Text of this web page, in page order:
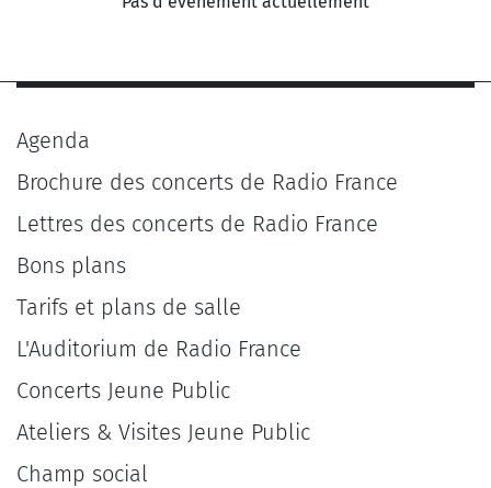
Agenda
Brochure des concerts de Radio France
Lettres des concerts de Radio France
Bons plans
Tarifs et plans de salle
L'Auditorium de Radio France
Concerts Jeune Public
Ateliers & Visites Jeune Public
Champ social